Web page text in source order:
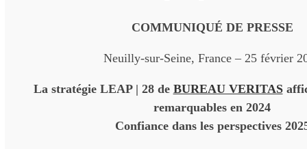
COMMUNIQUÉ DE PRESSE
Neuilly-sur-Seine, France – 25 février
La stratégie LEAP | 28 de BUREAU VERITAS
remarquables en 2024
Confiance dans les perspectives